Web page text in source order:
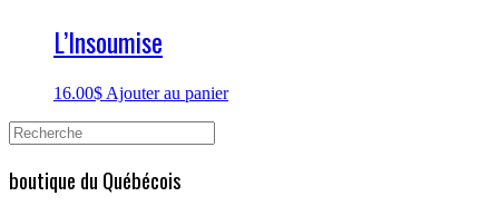
L’Insoumise
16.00$ Ajouter au panier
Search
for:
boutique du Québécois